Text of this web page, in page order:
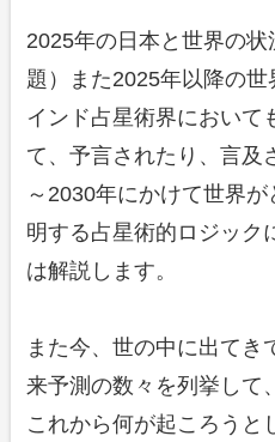
2025年の日本と世界の
題）また2025年以降の
インド占星術界において
て、予言されたり、言及
～2030年にかけて世界
明する占星術的ロジック
は解説します。
また今、世の中に出てき
来予測の数々を列挙して
これから何が起ころうと